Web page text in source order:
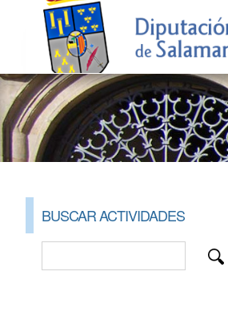
BUSCAR ACTIVIDADES